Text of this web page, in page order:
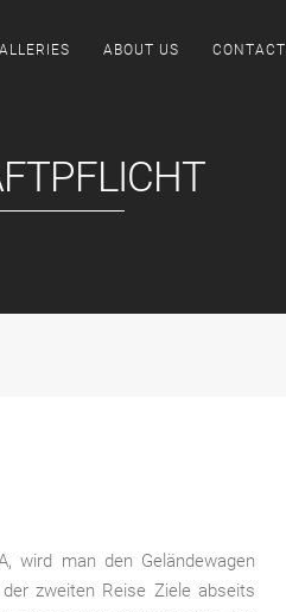
ABOUT US CONTACT
wird man den Geländewagen
zweiten Reise Ziele abseits